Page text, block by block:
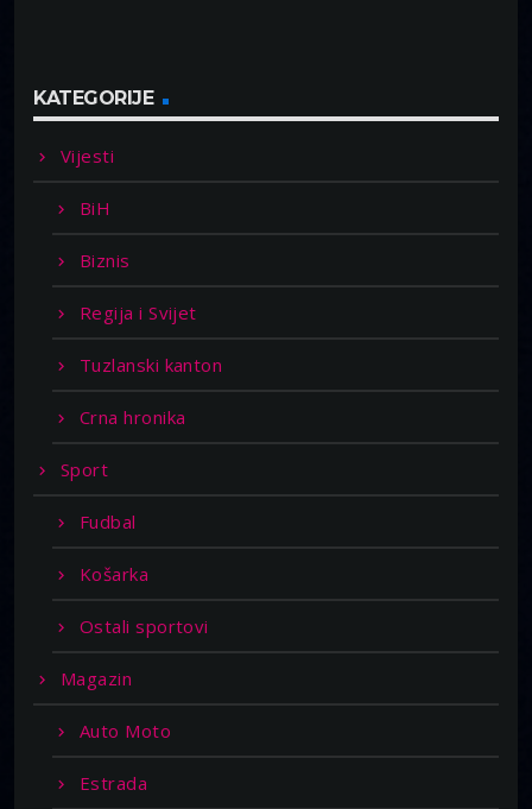
KATEGORIJE
Vijesti
BiH
Biznis
Regija i Svijet
Tuzlanski kanton
Crna hronika
Sport
Fudbal
Košarka
Ostali sportovi
Magazin
Auto Moto
Estrada